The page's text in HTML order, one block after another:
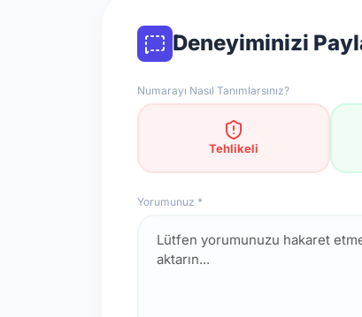
Deneyiminizi
Numarayı Nasıl Tanımlarsınız?
Tehlikeli
Yorumunuz *